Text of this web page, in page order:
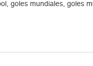
goles mundiales, goles